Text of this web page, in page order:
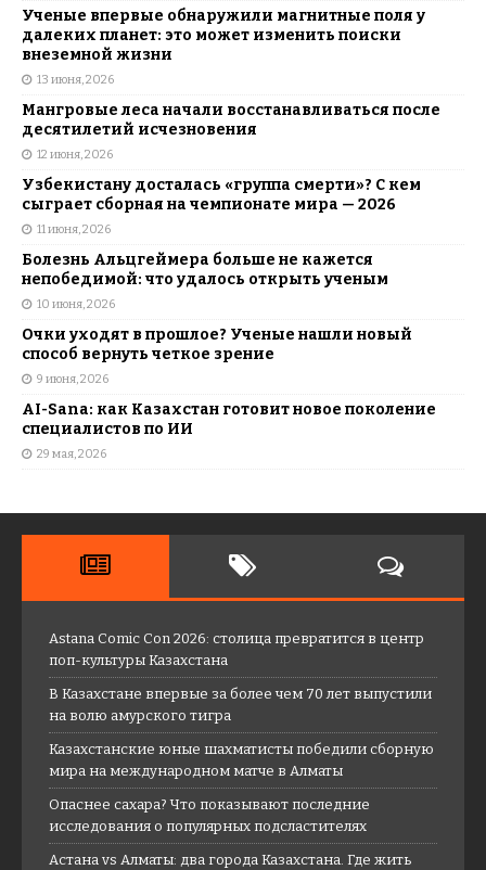
Ученые впервые обнаружили магнитные поля у
далеких планет: это может изменить поиски
внеземной жизни
13 июня, 2026
Мангровые леса начали восстанавливаться после
десятилетий исчезновения
12 июня, 2026
Узбекистану досталась «группа смерти»? С кем
сыграет сборная на чемпионате мира — 2026
11 июня, 2026
Болезнь Альцгеймера больше не кажется
непобедимой: что удалось открыть ученым
10 июня, 2026
Очки уходят в прошлое? Ученые нашли новый
способ вернуть четкое зрение
9 июня, 2026
AI-Sana: как Казахстан готовит новое поколение
специалистов по ИИ
29 мая, 2026
Astana Comic Con 2026: столица превратится в центр
поп-культуры Казахстана
В Казахстане впервые за более чем 70 лет выпустили
на волю амурского тигра
Казахстанские юные шахматисты победили сборную
мира на международном матче в Алматы
Опаснее сахара? Что показывают последние
исследования о популярных подсластителях
Астана vs Алматы: два города Казахстана. Где жить